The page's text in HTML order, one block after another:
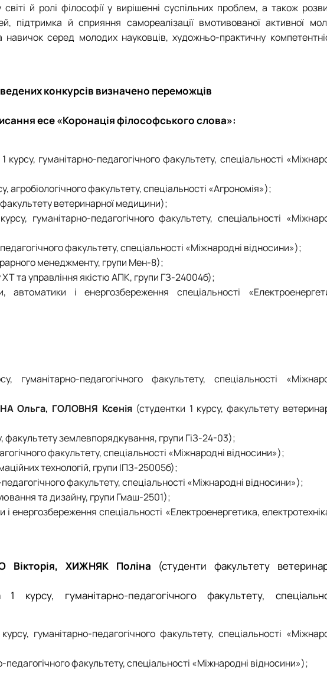
й ролі філософії у вирішенні суспільних проблем, а також
підтримка й сприяння самореалізації вмотивованої активної
серед молодих науковців, художньо-практичну
конкурсів визначено переможців
есе «Коронація філософського слова»:
курсу, гуманітарно-педагогічного факультету, спеціальності
агробіологічного факультету, спеціальності «Агрономія»);
факультету ветеринарної медицини);
гуманітарно-педагогічного факультету, спеціальності
факультету, спеціальності «Міжнародні відносини»);
менеджменту, групи Мен-8);
та управління якістю АПК, групи ГЗ-24004б);
автоматики і енергозбереження спеціальності
гуманітарно-педагогічного факультету, спеціальності
Ольга, ГОЛОВНЯ Ксенія(студентки 1 курсу, факультету
факультету землевпорядкування, групи ГіЗ-24-03);
факультету, спеціальності «Міжнародні відносини»);
технологій, групи ІПЗ-25005б);
факультету, спеціальності «Міжнародні відносини»);
та дизайну, групи Гмаш-2501);
енергозбереження спеціальності «Електроенергетика,
Вікторія, ХИЖНЯК Поліна (студенти факультету
1 курсу, гуманітарно-педагогічного факультету,
гуманітарно-педагогічного факультету, спеціальності
педагогічного факультету, спеціальності «Міжнародні відносини»);